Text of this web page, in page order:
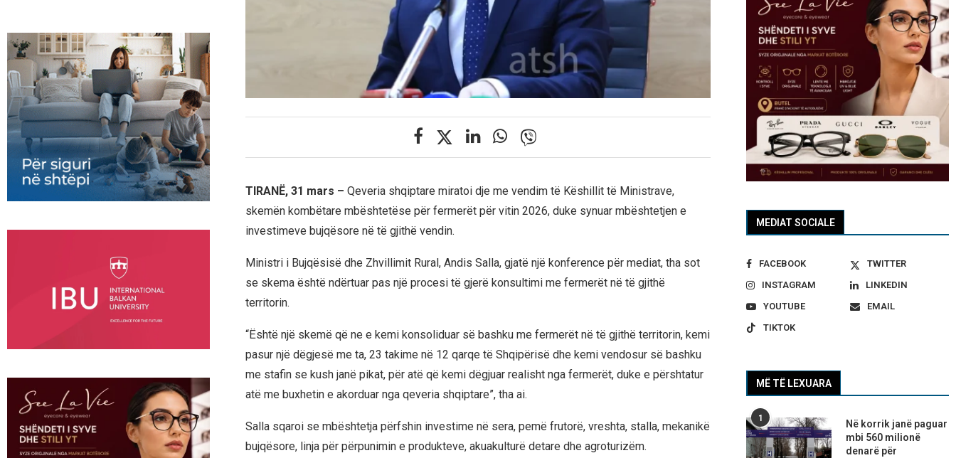
TIRANË, 31 mars – Qeveria shqiptare miratoi dje me vendim të Këshillit të Ministrave,
skemën kombëtare mbështetëse për fermerët për vitin 2026, duke synuar mbështetjen e
investimeve bujqësore në të gjithë vendin.
Ministri i Bujqësisë dhe Zhvillimit Rural, Andis Salla, gjatë një konference për mediat, tha sot
se skema është ndërtuar pas një procesi të gjerë konsultimi me fermerët në të gjithë
territorin.
“Është një skemë që ne e kemi konsoliduar së bashku me fermerët në të gjithë territorin, kemi
pasur një dëgjesë me ta, 23 takime në 12 qarqe të Shqipërisë dhe kemi vendosur së bashku
me stafin se kush janë pikat, për atë që kemi dëgjuar realisht nga fermerët, duke e përshtatur
atë me buxhetin e akorduar nga qeveria shqiptare”, tha ai.
Salla sqaroi se mbështetja përfshin investime në sera, pemë frutorë, vreshta, stalla, mekanikë
bujqësore, linja për përpunimin e produkteve, akuakulturë detare dhe agroturizëm.
MEDIAT SOCIALE
FACEBOOK
TWITTER
INSTAGRAM
LINKEDIN
YOUTUBE
EMAIL
TIKTOK
MË TË LEXUARA
1
Në korrik janë paguar
mbi 560 milionë
denarë për